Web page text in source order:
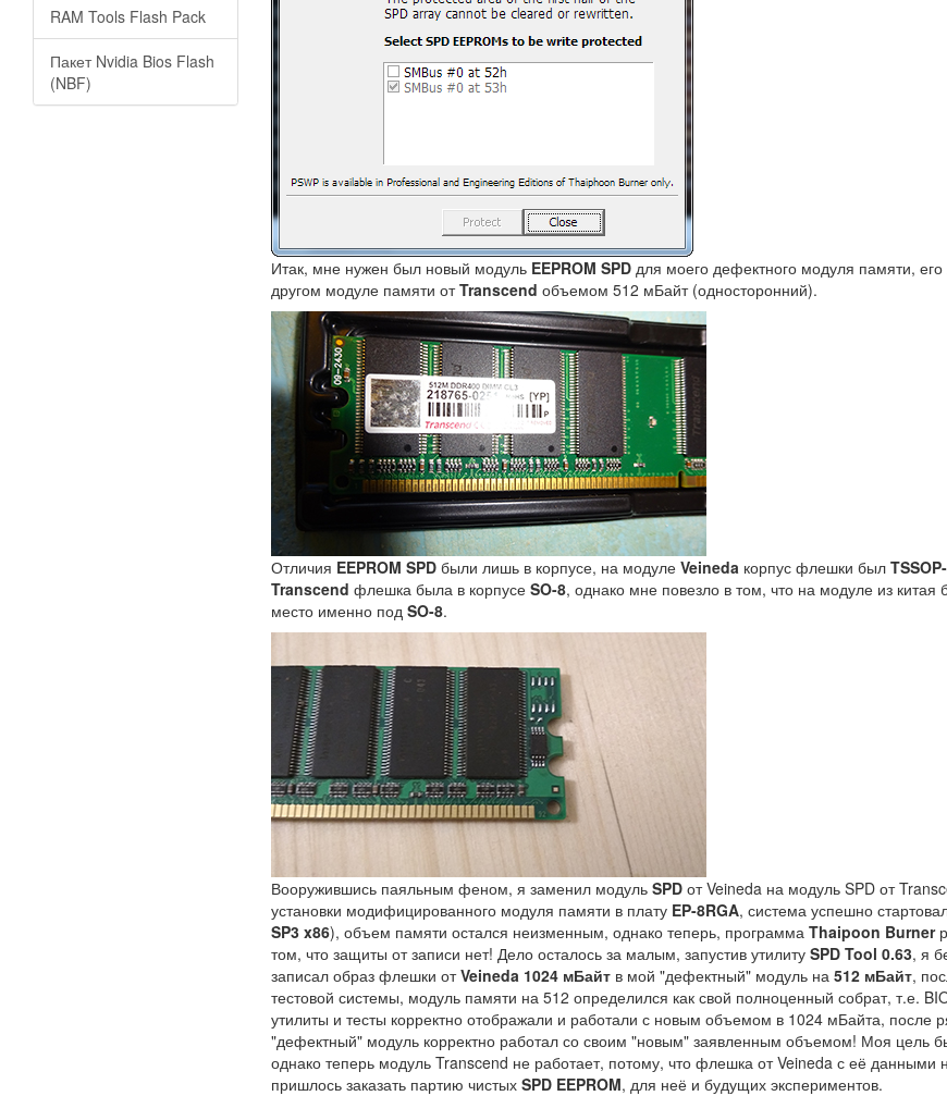
RAM Tools Flash Pack
Пакет Nvidia Bios Flash
(NBF)
Итак, мне нужен был новый модуль EEPROM SPD для моего дефектного модуля памяти,
другом модуле памяти отTranscend объемом 512 мБайт (односторонний).
Отличия EEPROM SPD были лишь в корпусе, на модуле Veineda корпус флешки был
Transcend флешка была в корпусе SO-8, однако мне повезло в том, что на модуле из китая
место именно под SO-8.
Вооружившись паяльным феном, я заменил модуль SPD от Veineda на модуль SPD от
установки модифицированного модуля памяти в плату EP-8RGA, система успешно
SP3 x86), объем памяти остался неизменным, однако теперь, программа Thaipoon Burner
том, что защиты от записи нет! Дело осталось за малым, запустив утилиту SPD Tool 0.63, я
записал образ флешки отVeineda 1024 мБайт в мой "дефектный" модуль на 512 мБайт,
тестовой системы, модуль памяти на 512 определился как свой полноценный собрат, т.е.
утилиты и тесты корректно отображали и работали с новым объемом в 1024 мБайта, после
"дефектный" модуль корректно работал со своим "новым" заявленным объемом! Моя цель
однако теперь модуль Transcend не работает, потому, что флешка от Veineda с её данными
пришлось заказать партию чистых SPD EEPROM, для неё и будущих экспериментов.